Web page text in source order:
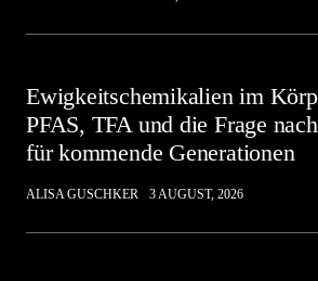
Ewigkeitschemikalien im
PFAS, TFA und die Frage
für kommende Generationen
ALISA GUSCHKER 3 AUGUST, 2026